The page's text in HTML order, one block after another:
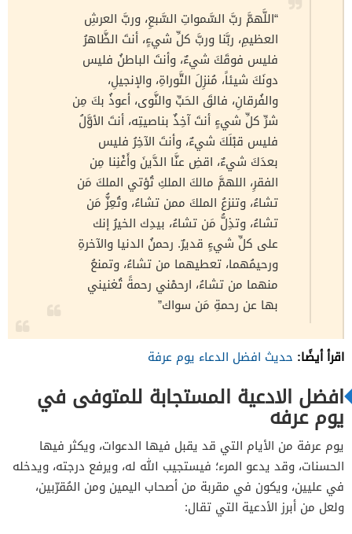
“اللَّهمَّ ربَّ السَّمواتِ السَّبعِ، وربَّ العرشِ
العظيمِ، ربَّنا وربَّ كلِّ شيءٍ، أنتَ الظَّاهرُ
فليس فوقَكَ شيءٌ، وأنتَ الباطنُ فليس
دونَكَ شيئاً، مُنزِلَ التَّوراةِ، والإنجيلِ،
والفُرقانِ، فالقَ الحَبِّ والنَّوى، أعوذُ بكَ مِن
شرِّ كلِّ شيءٍ أنتَ آخِذٌ بناصيتِه، أنتَ الأوَّلُ
فليس قبْلَكَ شيءٌ، وأنتَ الآخِرُ فليس
بعدَكَ شيءٌ، اقضِ عنَّا الدَّينَ وأَغْنِنا مِن
الفقرِ، اللهمَّ مالكَ الملكِ تُؤتي الملكَ مَن
تشاءُ، وتنزعُ الملكَ ممن تشاءُ، وتُعِزُّ مَن
تشاءُ، وتذِلُّ مَن تشاءُ، بيدِك الخيرُ إنك
على كلِّ شيءٍ قديرٌ. رحمنُ الدنيا والآخرةِ
ورحيمُهما، تعطيهما من تشاءُ، وتمنعُ
منهما من تشاءُ، ارحمْني رحمةً تُغنيني
بها عن رحمةِ مَن سواك”
اقرأ أيضًا: حديث افضل الدعاء يوم عرفة
افضل الادعية المستجابة للمتوفى في
يوم عرفه
يوم عرفة من الأيام التي قد يقبل فيها الدعوات، ويكثر فيها
الحسنات، وقد يدعو المرء؛ فيستجيب الله له، ويرفع درجته، ويدخله
في عليين، ويكون في مقربة من أصحاب اليمين ومن المُقرّبين،
ولعل من أبرز الأدعية التي تقال: